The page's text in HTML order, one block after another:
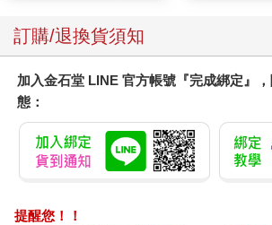
訂購/退換貨須知
加入金石堂 LINE 官方帳號『完成綁定』
態：
提醒您！！